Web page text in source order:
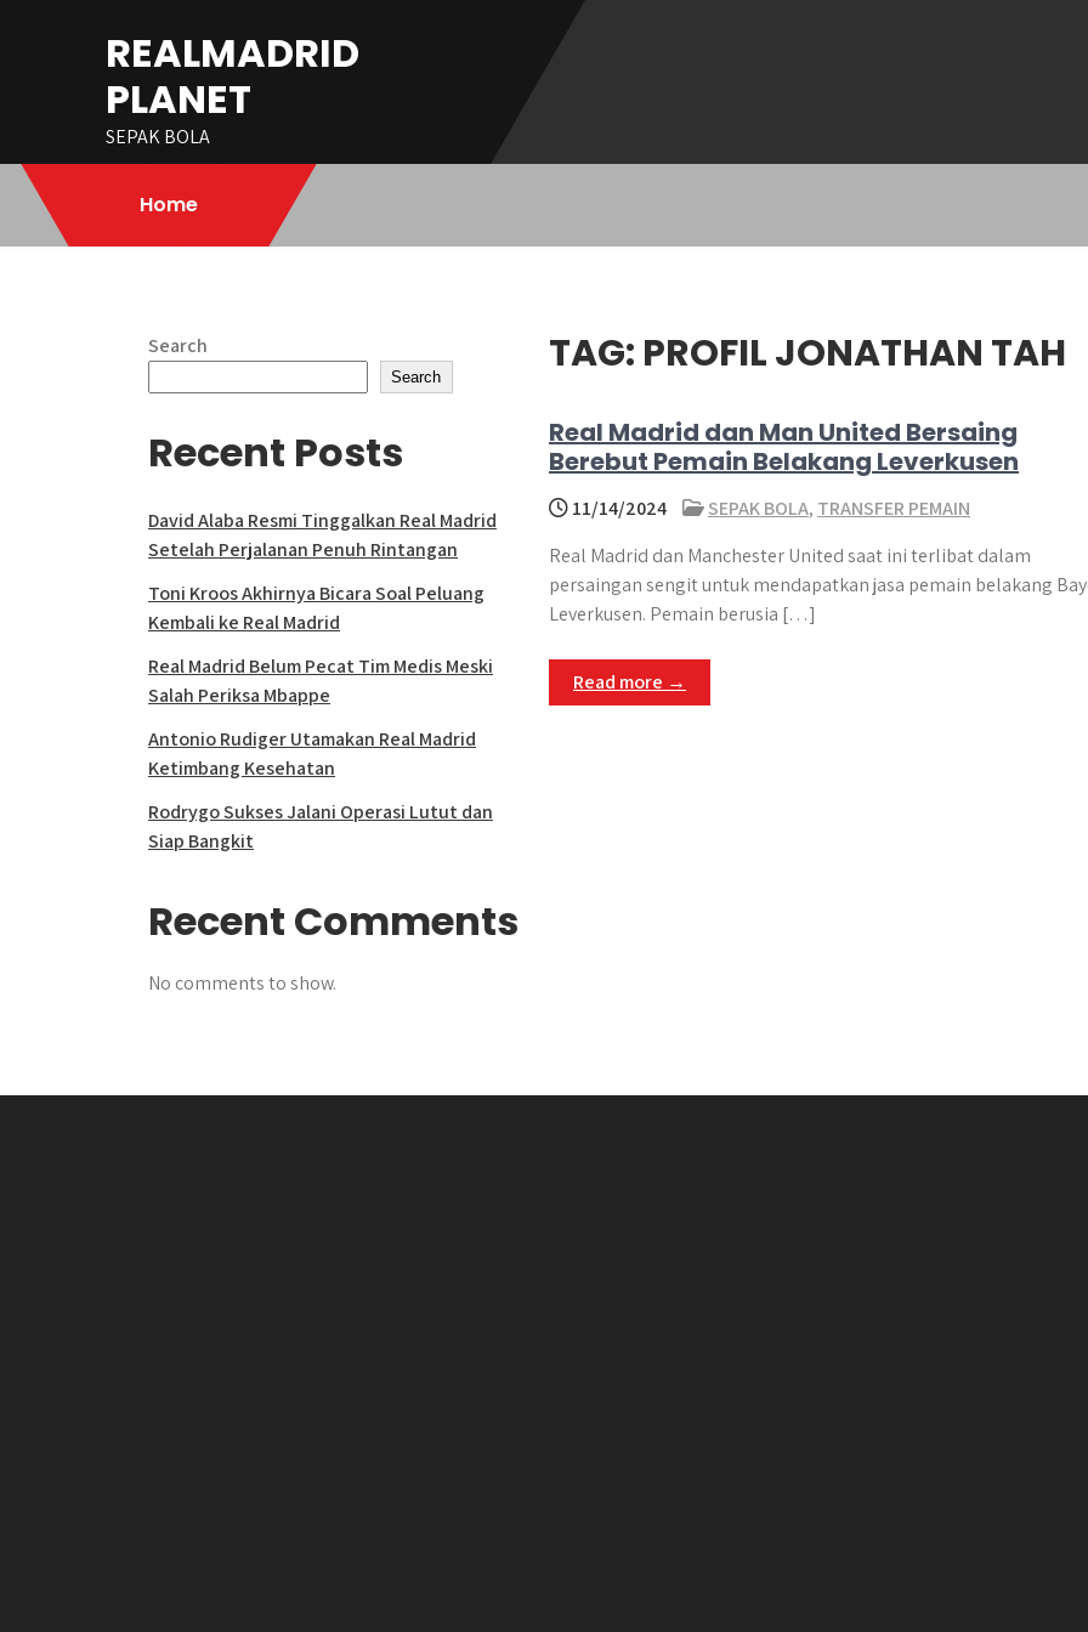
REALMADRID
PLANET
SEPAK BOLA
Home
TAG: PROFIL JONATHAN TAH
Real Madrid dan Man United Bersaing
Berebut Pemain Belakang Leverkusen
11/14/2024 SEPAK BOLA, TRANSFER PEMAIN
Real Madrid dan Manchester United saat ini terlibat dalam
persaingan sengit untuk mendapatkan jasa pemain belakang
Leverkusen. Pemain berusia […]
Read more →
Search
Search
Recent Posts
David Alaba Resmi Tinggalkan Real Madrid
Setelah Perjalanan Penuh Rintangan
Toni Kroos Akhirnya Bicara Soal Peluang
Kembali ke Real Madrid
Real Madrid Belum Pecat Tim Medis Meski
Salah Periksa Mbappe
Antonio Rudiger Utamakan Real Madrid
Ketimbang Kesehatan
Rodrygo Sukses Jalani Operasi Lutut dan
Siap Bangkit
Recent Comments
No comments to show.